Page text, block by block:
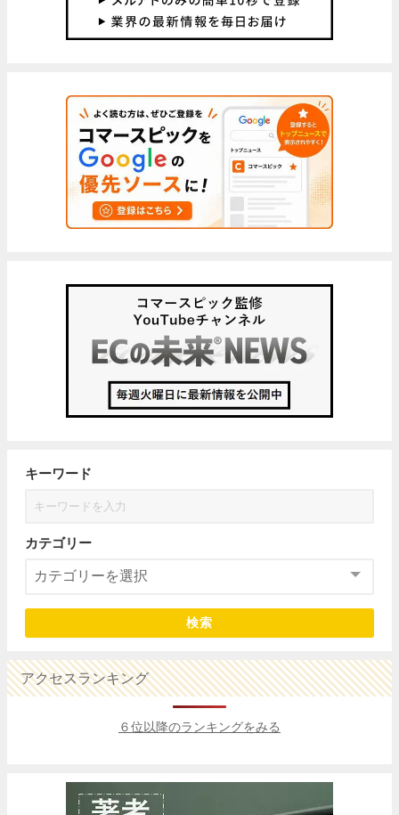
キーワード
カテゴリー
検索
アクセスランキング
６位以降のランキングをみる